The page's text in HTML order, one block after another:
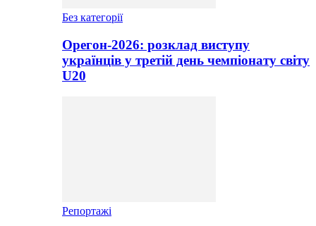
Без категорії
Орегон-2026: розклад виступу
українців у третій день чемпіонату світу
U20
Репортажі